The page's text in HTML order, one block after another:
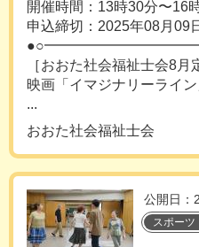
開催時間：13時30分〜16
申込締切：2025年08月09
［おおた社会福祉士会8月
映画「イマジナリーライン
...
おおた社会福祉士会
公開日：
スポーツ